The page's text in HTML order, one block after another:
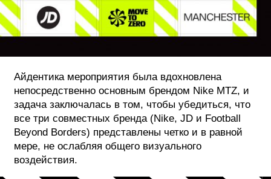
Айдентика мероприятия была вдохновлена
непосредственно основным брендом Nike MTZ, и
задача заключалась в том, чтобы убедиться, что
все три совместных бренда (Nike, JD и Football
Beyond Borders) представлены четко и в равной
мере, не ослабляя общего визуального
воздействия.
О ПРОЕКТЕ
РЕКЛАМА